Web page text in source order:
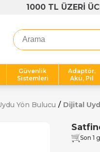
1000 TL ÜZERİ
Güvenlik
Sistemleri
Adaptör,
Akü, Pil
Yön Bulucu Dijital
Son 1